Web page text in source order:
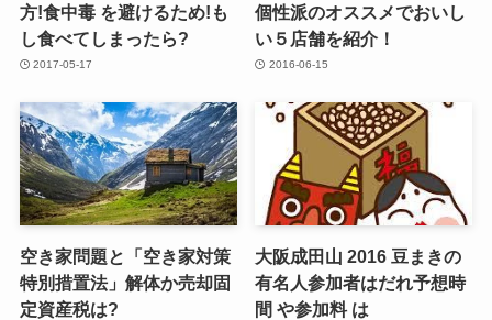
方!食中毒 を避けるため!も
し食べてしまったら?
2017-05-17
個性派のオススメでおいし
い５店舗を紹介！
2016-06-15
空き家問題と「空き家対策
特別措置法」解体か売却固
定資産税は?
大阪成田山 2016 豆まきの
有名人参加者はだれ予想時
間 や参加料 は